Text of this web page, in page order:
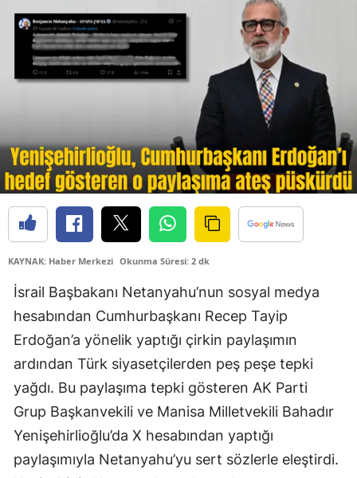
KAYNAK: Haber Merkezi Okunma Süresi: 2 dk
İsrail Başbakanı Netanyahu’nun sosyal medya
hesabından Cumhurbaşkanı Recep Tayip
Erdoğan’a yönelik yaptığı çirkin paylaşımın
ardından Türk siyasetçilerden peş peşe tepki
yağdı. Bu paylaşıma tepki gösteren AK Parti
Grup Başkanvekili ve Manisa Milletvekili Bahadır
Yenişehirlioğlu’da X hesabından yaptığı
paylaşımıyla Netanyahu’yu sert sözlerle eleştirdi.